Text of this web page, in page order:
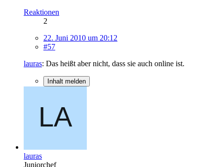
Reaktionen
2
22. Juni 2010 um 20:12
#57
lauras: Das heißt aber nicht, dass sie auch online ist.
Inhalt melden
lauras
Juniorchef